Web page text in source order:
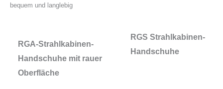
bequem und langlebig
RGA-Strahlkabinen-
Handschuhe mit rauer
Oberfläche
RGS Strahlkabinen-
Handschuhe